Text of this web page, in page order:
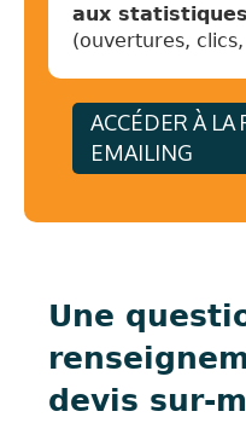
aux statistiques
(ouvertures,
ACCÉDER À LA
EMAILING
Une
devis sur-